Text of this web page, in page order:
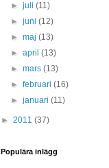
►juli(11)
►juni(12)
►maj(13)
►april(13)
►mars(13)
►februari(16)
►januari(11)
► 2011 (37)
Populära inlägg